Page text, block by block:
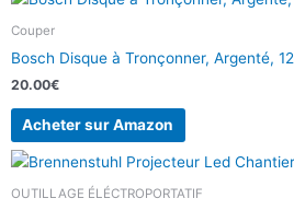
Couper
Bosch Disque à Tronçonner, Argenté,
20.00€
Acheter sur Amazon
OUTILLAGE ÉLÉCTROPORTATIF